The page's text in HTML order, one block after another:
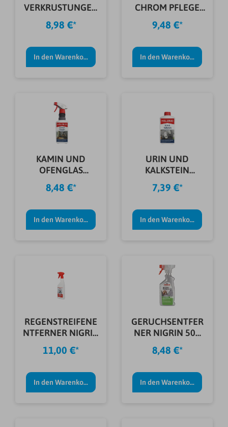
VERKRUSTUNGEN
ENTFERNER 0,5 L
8,98 €*
In den Warenkorb
CHROM PFLEGE
250 ML
9,48 €*
In den Warenkorb
KAMIN UND
OFENGLAS
REINIGER 0,5L
8,48 €*
In den Warenkorb
URIN UND
KALKSTEIN
ENTFERNER 1,0 L
7,39 €*
In den Warenkorb
REGENSTREIFENE
NTFERNER NIGRIN
0,75L
11,00 €*
In den Warenkorb
GERUCHSENTFER
NER NIGRIN 500
ML
8,48 €*
In den Warenkorb